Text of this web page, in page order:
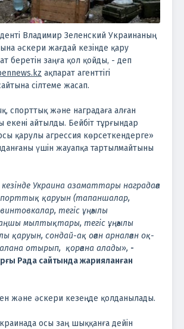
Владимир Зеленский Украинаның
әскери жағдай кезінде қару
беретін заңға қол қойды, - деп
ақпарат агенттігі
сілтеме жасап.
спорттық және наградаға алған
екені айтылды. Бейбіт тұрғындар
қарулы агрессия көрсеткендерге»
үшін жауапқа тартылмайтыны
кезінде Украина азаматтары наградаға
қаруын (тапаншалар,
тегіс ұңғылы
мылтықтары, тегіс ұңғылы
қаруын, сондай-ақ оған арналған оқ-
отырып, қорғана алады», -
Рада сайтында жарияланған
және әскери кезеңде қолданылады.
осы заң шыққанға дейін